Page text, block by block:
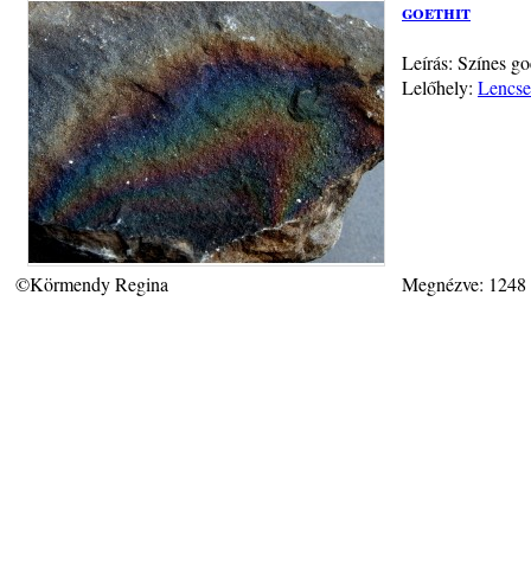
goethit
Leírás: Színes
Lelőhely:
©Körmendy Regina Megnézve: